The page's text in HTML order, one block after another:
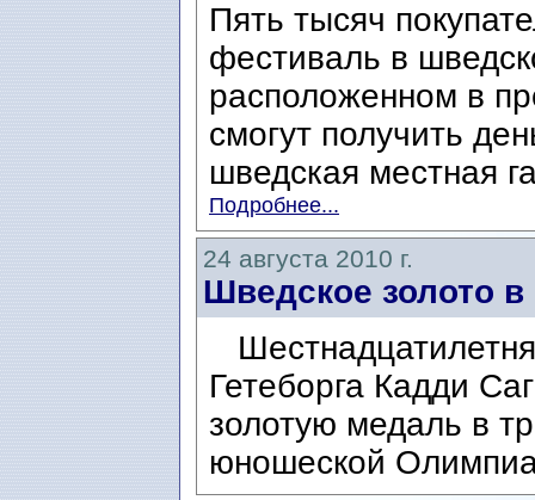
Пять тысяч
фестиваль в
расположенном в
смогут получить
шведская местная
Подробнее...
24 августа 2010 г.
Шведское золото в
Гетеборга Кадди
золотую медаль в
юношеской